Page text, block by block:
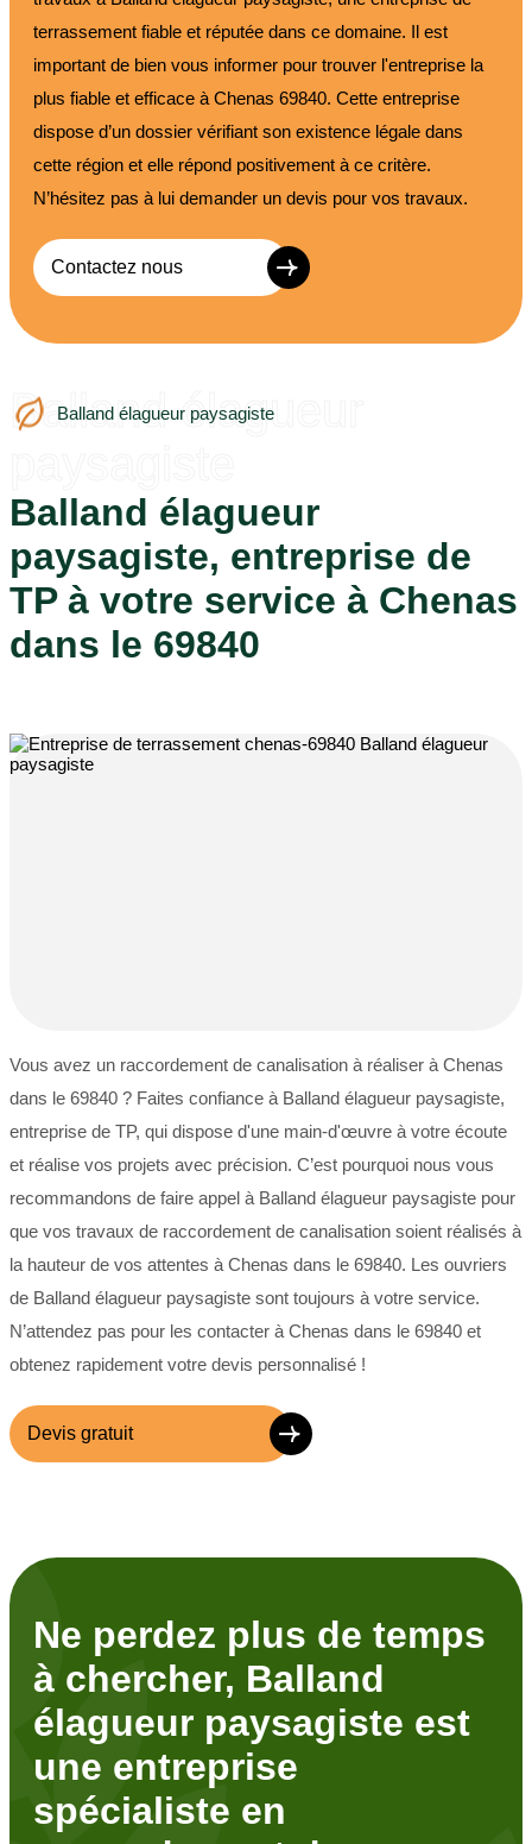
terrassement fiable et réputée dans ce domaine. Il est
important de bien vous informer pour trouver l'entreprise la
plus fiable et efficace à Chenas 69840. Cette entreprise
dispose d’un dossier vérifiant son existence légale dans
cette région et elle répond positivement à ce critère.
N’hésitez pas à lui demander un devis pour vos travaux.
Contactez nous
Balland élagueur paysagiste
Balland élagueur
Balland élagueur
paysagiste, entreprise de
TP à votre service à Chenas
dans le 69840
Vous avez un raccordement de canalisation à réaliser à Chenas
dans le 69840 ? Faites confiance à Balland élagueur paysagiste,
entreprise de TP, qui dispose d'une main-d'œuvre à votre écoute
et réalise vos projets avec précision. C’est pourquoi nous vous
recommandons de faire appel à Balland élagueur paysagiste pour
que vos travaux de raccordement de canalisation soient réalisés à
la hauteur de vos attentes à Chenas dans le 69840. Les ouvriers
de Balland élagueur paysagiste sont toujours à votre service.
N’attendez pas pour les contacter à Chenas dans le 69840 et
obtenez rapidement votre devis personnalisé !
Devis gratuit
Ne perdez plus de temps
à chercher, Balland
élagueur paysagiste est
une entreprise
spécialiste en